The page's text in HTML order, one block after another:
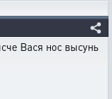
Вася нос высунь